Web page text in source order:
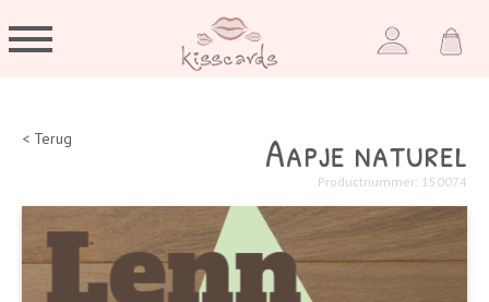
< Terug Aapje naturel
Productnummer: 150074